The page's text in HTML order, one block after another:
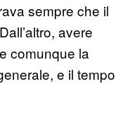
sempre che il
avere
comunque la
e il tempo